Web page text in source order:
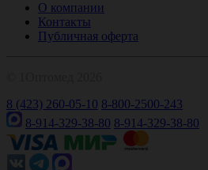
О компании
Контакты
Публичная оферта
8 (423) 260-05-10 8-800-2500-243
8-914-329-38-80 8-914-329-38-80